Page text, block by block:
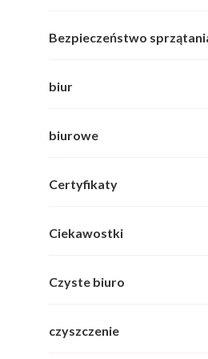
Bezpieczeństwo
biur
biurowe
Certyfikaty
Ciekawostki
Czyste biuro
czyszczenie